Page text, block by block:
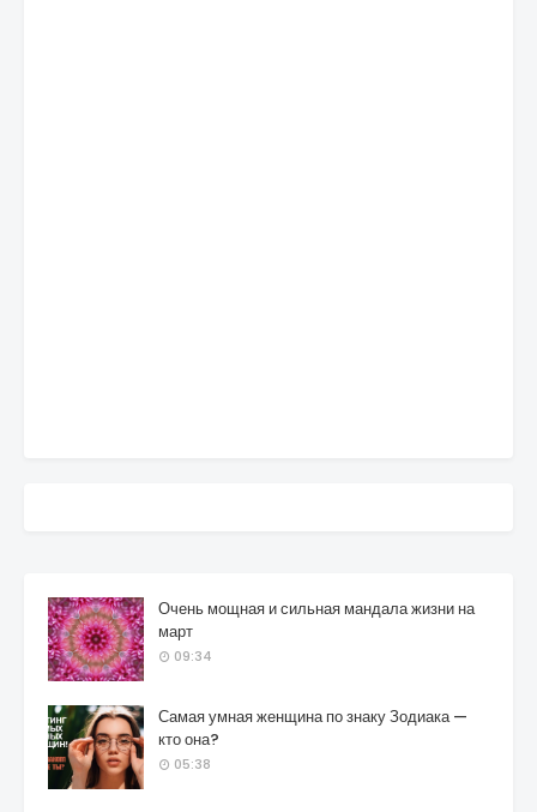
Очень мощная и сильная мандала жизни на
март
09:34
Самая умная женщина по знаку Зодиака —
кто она?
05:38